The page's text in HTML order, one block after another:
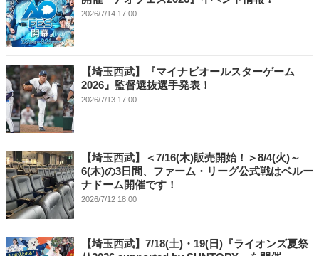
2026/7/14 17:00
【埼玉西武】『マイナビオールスターゲーム
2026』監督選抜選手発表！
2026/7/13 17:00
【埼玉西武】＜7/16(木)販売開始！＞8/4(火)～
6(木)の3日間、ファーム・リーグ公式戦はベルー
ナドーム開催です！
2026/7/12 18:00
【埼玉西武】7/18(土)・19(日)『ライオンズ夏祭